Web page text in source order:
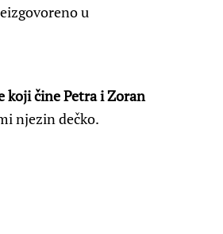
u
koji čine Petra i Zoran
njezin dečko.